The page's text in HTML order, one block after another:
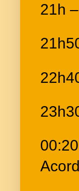
21h